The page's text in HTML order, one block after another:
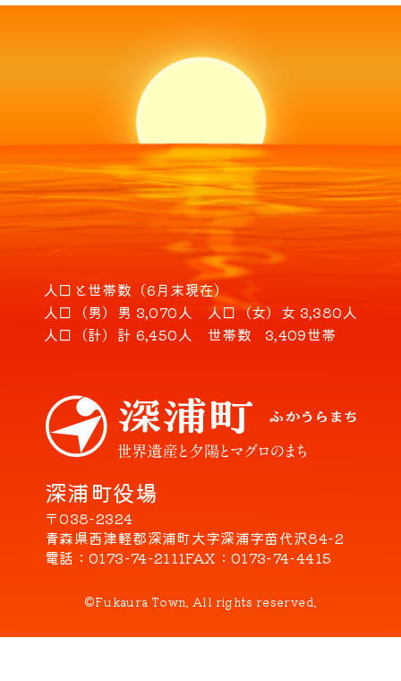
深浦町役場
〒038-2324
青森県西津軽郡深浦町大字深浦字苗代沢84-2
電話
0173-74-2111FAX 0173-74-4415
人口と世帯数（6月末現在）
人口（男） 男 3,070人 人口（女） 女 3,380人
人口（計） 計 6,450人 世帯数 3,409世帯
©Fukaura Town. All rights reserved.